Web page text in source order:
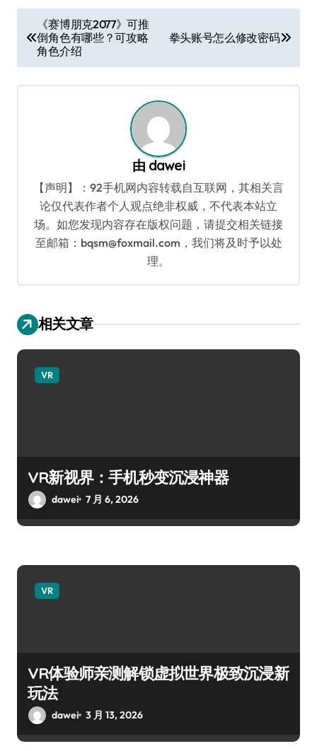
章
导
航
《赛博朋克2077》可推
倒角色有哪些？可攻略
角色介绍
拳头账号怎么修改密码
由 dawei
【声明】：92手机网内容转载自互联网，其相关言
论仅代表作者个人观点绝非权威，不代表本站立
场。如您发现内容存在版权问题，请提交相关链接
至邮箱：bqsm@foxmail.com，我们将及时予以处
理。
相关文章
VR
VR新视界：手机秒变沉浸神器
dawei 7 月 6, 2026
VR
VR体验师亲测解锁虚拟世界极致沉浸新
玩法
dawei 3 月 13, 2026